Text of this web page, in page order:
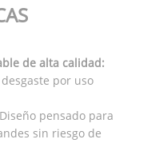
de alta calidad:
por uso
Diseño pensado para
sin riesgo de